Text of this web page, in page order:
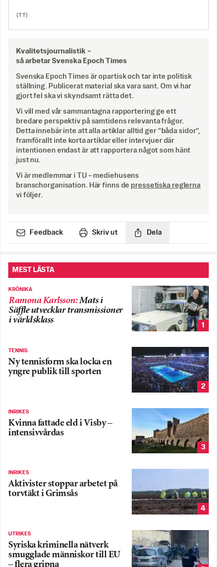
(TT)
Kvalitetsjournalistik –
så arbetar Svenska Epoch Times
Svenska Epoch Times är opartisk och tar inte politisk
ställning. Publicerat material ska vara sant. Om vi har
gjort fel ska vi skyndsamt rätta det.
Vi vill med vår sammantagna rapportering ge ett
bredare perspektiv på samtidens relevanta frågor.
Detta innebär inte att alla artiklar alltid ger ”båda sidor”,
framförallt inte korta artiklar eller intervjuer där
intentionen endast är att rapportera något som hänt
just nu.
Vi är medlemmar i TU – mediehusens
branschorganisation. Här finns de pressetiska reglerna
vi följer.
Feedback Skriv ut Dela
MEST LÄSTA
KRÖNIKA
Ramona Karlsson:Mats i
Säffle utvecklar transmissioner
i världsklass
1
TENNIS
Ny tennisform ska locka en
yngre publik till sporten
2
INRIKES
Kvinna fattade eld i Visby –
intensivvårdas
3
INRIKES
Aktivister stoppar arbetet på
torvtäkt i Grimsås
4
UTRIKES
Syriska kriminella nätverk
smugglade människor till EU
– flera gripna